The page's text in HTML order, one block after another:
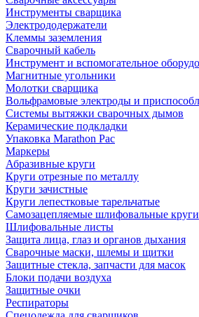
Инструменты сварщика
Электрододержатели
Клеммы заземления
Сварочный кабель
Инструмент и вспомогательное
Магнитные угольники
Молотки сварщика
Вольфрамовые электроды и
Системы вытяжки сварочных дымов
Керамические подкладки
Упаковка Marathon Pac
Маркеры
Абразивные круги
Круги отрезные по металлу
Круги зачистные
Круги лепестковые тарельчатые
Самозацепляемые шлифовальные круги
Шлифовальные листы
Защита лица, глаз и органов дыхания
Сварочные маски, шлемы и щитки
Защитные стекла, запчасти для масок
Блоки подачи воздуха
Защитные очки
Респираторы